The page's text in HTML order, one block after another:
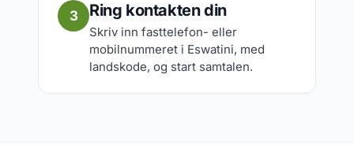
3 Ring kontakten din
Skriv inn fasttelefon- eller
mobilnummeret i Eswatini, med
landskode, og start samtalen.